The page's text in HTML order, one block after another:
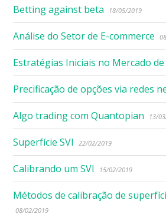
Betting against beta 18/05/2019
Análise do Setor de E-commerce
Estratégias Iniciais no Mercado de
Precificação de opções via redes
Algo trading com Quantopian 13/
Superfície SVI 22/02/2019
Calibrando um SVI 15/02/2019
Métodos de calibração de
08/02/2019